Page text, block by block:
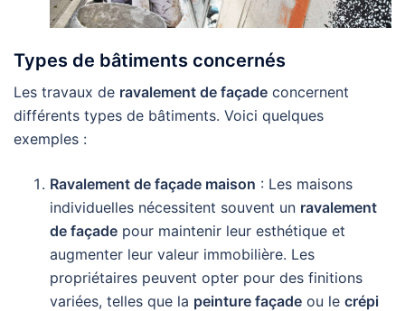
Types de bâtiments concernés
Les travaux de ravalement de façade concernent
différents types de bâtiments. Voici quelques
exemples :
Ravalement de façade maison : Les maisons
individuelles nécessitent souvent un ravalement
de façade pour maintenir leur esthétique et
augmenter leur valeur immobilière. Les
propriétaires peuvent opter pour des finitions
variées, telles que la peinture façade ou le crépi